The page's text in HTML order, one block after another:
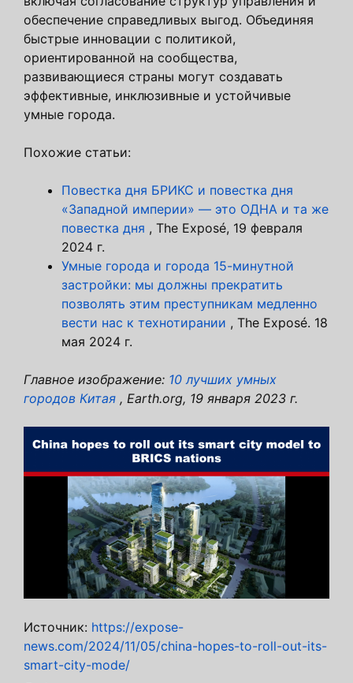
обеспечение справедливых выгод. Объединяя
быстрые инновации с политикой,
ориентированной на сообщества,
развивающиеся страны могут создавать
эффективные, инклюзивные и устойчивые
умные города.
Похожие статьи:
Повестка дня БРИКС и повестка дня
«Западной империи» — это ОДНА и та же
повестка дня , The Exposé, 19 февраля
2024 г.
Умные города и города 15-минутной
застройки: мы должны прекратить
позволять этим преступникам медленно
вести нас к технотирании , The Exposé. 18
мая 2024 г.
Главное изображение: 10 лучших умных
городов Китая , Earth.org, 19 января 2023 г.
Источник: https://expose-
news.com/2024/11/05/china-hopes-to-roll-out-its-
smart-city-mode/